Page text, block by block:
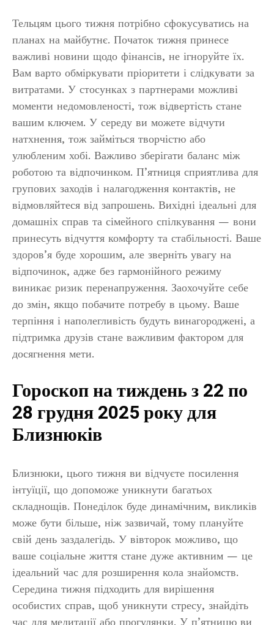
Тельцям цього тижня потрібно сфокусуватись на
планах на майбутнє. Початок тижня принесе
важливі новини щодо фінансів, не ігноруйте їх.
Вам варто обміркувати пріоритети і слідкувати за
витратами. У стосунках з партнерами можливі
моменти недомовленості, тож відвертість стане
вашим ключем. У середу ви можете відчути
натхнення, тож займіться творчістю або
улюбленим хобі. Важливо зберігати баланс між
роботою та відпочинком. П’ятниця сприятлива для
групових заходів і налагодження контактів, не
відмовляйтеся від запрошень. Вихідні ідеальні для
домашніх справ та сімейного спілкування — вони
принесуть відчуття комфорту та стабільності. Ваше
здоров’я буде хорошим, але зверніть увагу на
відпочинок, адже без гармонійного режиму
виникає ризик перенапруження. Заохочуйте себе
до змін, якщо побачите потребу в цьому. Ваше
терпіння і наполегливість будуть винагороджені, а
підтримка друзів стане важливим фактором для
досягнення мети.
Гороскоп на тиждень з 22 по
28 грудня 2025 року для
Близнюків
Близнюки, цього тижня ви відчуєте посилення
інтуїції, що допоможе уникнути багатьох
складнощів. Понеділок буде динамічним, викликів
може бути більше, ніж зазвичай, тому плануйте
свій день заздалегідь. У вівторок можливо, що
ваше соціальне життя стане дуже активним — це
ідеальний час для розширення кола знайомств.
Середина тижня підходить для вирішення
особистих справ, щоб уникнути стресу, знайдіть
час для медитації або прогулянки. У п’ятницю ви